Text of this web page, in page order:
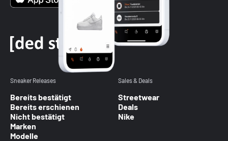
Sneaker Releases
Bereits bestätigt
Bereits erschienen
Nicht bestätigt
Marken
Modelle
Sales & Deals
Streetwear
Deals
Nike